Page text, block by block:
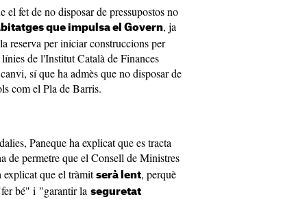
el fet de no disposar de pressupostos no
que impulsa el Govern, ja
reserva per iniciar construccions per
de l'Institut Català de Finances
sí que ha admès que no disposar de
com el Pla de Barris.
Paneque ha explicat que es tracta
de permetre que el Consell de Ministres
explicat que el tràmit serà lent, perquè
bé" i "garantir la seguretat